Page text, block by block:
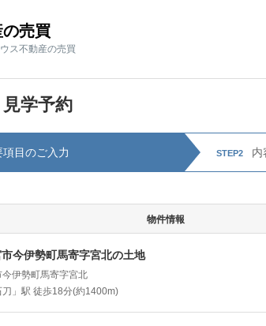
売買
ス不動産の売買
学予約
項目のご入力 STEP2 内
物件情報
今伊勢町馬寄字宮北の土地
伊勢町馬寄字宮北
」駅 徒歩18分(約1400m)
売買
ス不動産の売買